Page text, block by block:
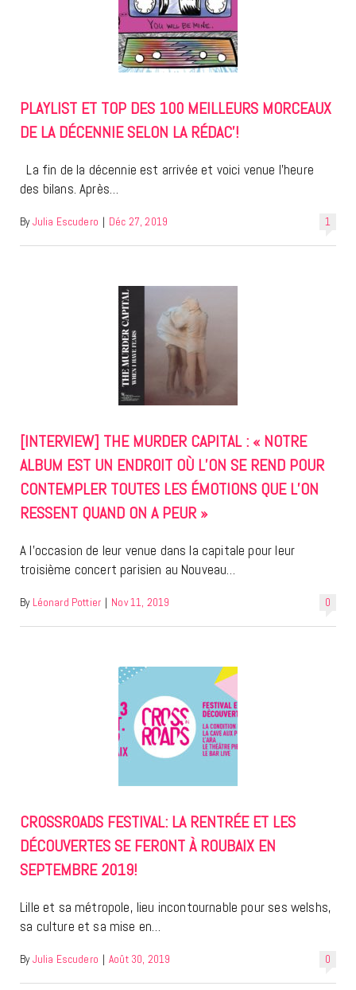
PLAYLIST ET TOP DES 100 MEILLEURS MORCEAUX
DE LA DÉCENNIE SELON LA RÉDAC’!
La fin de la décennie est arrivée et voici venue l’heure
des bilans. Après…
1
By Julia Escudero | Déc 27, 2019
[INTERVIEW] THE MURDER CAPITAL : « NOTRE
ALBUM EST UN ENDROIT OÙ L’ON SE REND POUR
CONTEMPLER TOUTES LES ÉMOTIONS QUE L’ON
RESSENT QUAND ON A PEUR »
A l’occasion de leur venue dans la capitale pour leur
troisième concert parisien au Nouveau…
0
By Léonard Pottier | Nov 11, 2019
CROSSROADS FESTIVAL: LA RENTRÉE ET LES
DÉCOUVERTES SE FERONT À ROUBAIX EN
SEPTEMBRE 2019!
Lille et sa métropole, lieu incontournable pour ses welshs,
sa culture et sa mise en…
0
By Julia Escudero | Août 30, 2019